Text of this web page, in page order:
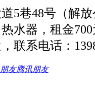
巷48号（解
水器，租金
系电话：
腾讯朋友